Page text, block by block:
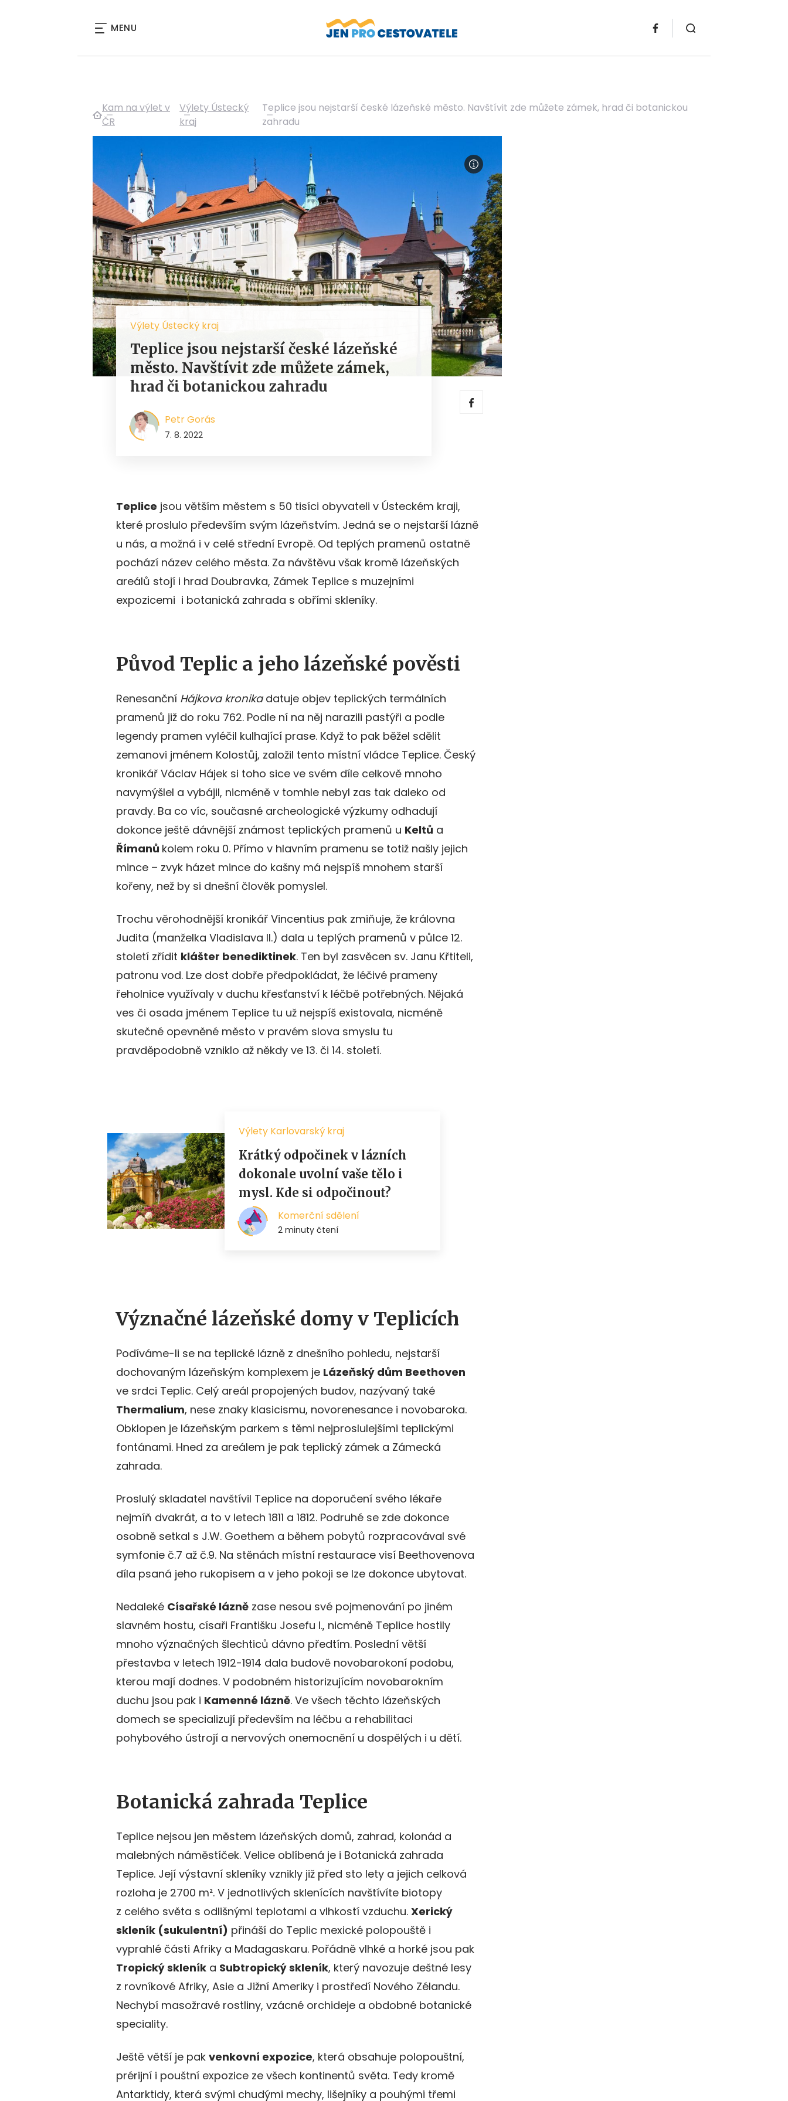
MENU
Kam na výlet v
ČR
Výlety Ústecký
kraj
Teplice jsou nejstarší české lázeňské město. Navštívit zde můžete zámek, hrad či botanickou
zahradu
Výlety Ústecký kraj
Teplice jsou nejstarší české lázeňské
město. Navštívit zde můžete zámek,
hrad či botanickou zahradu
Petr Gorás
7. 8. 2022
Teplice jsou větším městem s 50 tisíci obyvateli v Ústeckém kraji,
které proslulo především svým lázeňstvím. Jedná se o nejstarší lázně
u nás, a možná i v celé střední Evropě. Od teplých pramenů ostatně
pochází název celého města. Za návštěvu však kromě lázeňských
areálů stojí i hrad Doubravka, Zámek Teplice s muzejními
expozicemi i botanická zahrada s obřími skleníky.
Původ Teplic a jeho lázeňské pověsti
Renesanční Hájkova kronikadatuje objev teplických termálních
pramenů již do roku 762. Podle ní na něj narazili pastýři a podle
legendy pramen vyléčil kulhající prase. Když to pak běžel sdělit
zemanovi jménem Kolostůj, založil tento místní vládce Teplice. Český
kronikář Václav Hájek si toho sice ve svém díle celkově mnoho
navymýšlel a vybájil, nicméně v tomhle nebyl zas tak daleko od
pravdy. Ba co víc, současné archeologické výzkumy odhadují
dokonce ještě dávnější známost teplických pramenů u Keltů a
Římanů kolem roku 0. Přímo v hlavním pramenu se totiž našly jejich
mince – zvyk házet mince do kašny má nejspíš mnohem starší
kořeny, než by si dnešní člověk pomyslel.
Trochu věrohodnější kronikář Vincentius pak zmiňuje, že královna
Judita (manželka Vladislava II.) dala u teplých pramenů v půlce 12.
století zřídit klášter benediktinek. Ten byl zasvěcen sv. Janu Křtiteli,
patronu vod. Lze dost dobře předpokládat, že léčivé prameny
řeholnice využívaly v duchu křesťanství k léčbě potřebných. Nějaká
ves či osada jménem Teplice tu už nejspíš existovala, nicméně
skutečné opevněné město v pravém slova smyslu tu
pravděpodobně vzniklo až někdy ve 13. či 14. století.
Význačné lázeňské domy v Teplicích
Podíváme-li se na teplické lázně z dnešního pohledu, nejstarší
dochovaným lázeňským komplexem je Lázeňský dům Beethoven
ve srdci Teplic. Celý areál propojených budov, nazývaný také
Thermalium, nese znaky klasicismu, novorenesance i novobaroka.
Obklopen je lázeňským parkem s těmi nejproslulejšími teplickými
fontánami. Hned za areálem je pak teplický zámek a Zámecká
zahrada.
Proslulý skladatel navštívil Teplice na doporučení svého lékaře
nejmíň dvakrát, a to v letech 1811 a 1812. Podruhé se zde dokonce
osobně setkal s J.W. Goethem a během pobytů rozpracovával své
symfonie č.7 až č.9. Na stěnách místní restaurace visí Beethovenova
díla psaná jeho rukopisem a v jeho pokoji se lze dokonce ubytovat.
Nedaleké Císařské lázně zase nesou své pojmenování po jiném
slavném hostu, císaři Františku Josefu I., nicméně Teplice hostily
mnoho význačných šlechticů dávno předtím. Poslední větší
přestavba v letech 1912-1914 dala budově novobarokoní podobu,
kterou mají dodnes. V podobném historizujícím novobarokním
duchu jsou pak i Kamenné lázně. Ve všech těchto lázeňských
domech se specializují především na léčbu a rehabilitaci
pohybového ústrojí a nervových onemocnění u dospělých i u dětí.
Botanická zahrada Teplice
Teplice nejsou jen městem lázeňských domů, zahrad, kolonád a
malebných náměstíček. Velice oblíbená je i Botanická zahrada
Teplice. Její výstavní skleníky vznikly již před sto lety a jejich celková
rozloha je 2700 m². V jednotlivých sklenících navštívíte biotopy
z celého světa s odlišnými teplotami a vlhkostí vzduchu. Xerický
skleník (sukulentní) přináší do Teplic mexické polopouště i
vyprahlé části Afriky a Madagaskaru. Pořádně vlhké a horké jsou pak
Tropický skleník a Subtropický skleník, který navozuje deštné lesy
z rovníkové Afriky, Asie a Jižní Ameriky i prostředí Nového Zélandu.
Nechybí masožravé rostliny, vzácné orchideje a obdobné botanické
speciality.
Ještě větší je pak venkovní expozice, která obsahuje polopouštní,
prérijní i pouštní expozice ze všech kontinentů světa. Tedy kromě
Antarktidy, která svými chudými mechy, lišejníky a pouhými třemi